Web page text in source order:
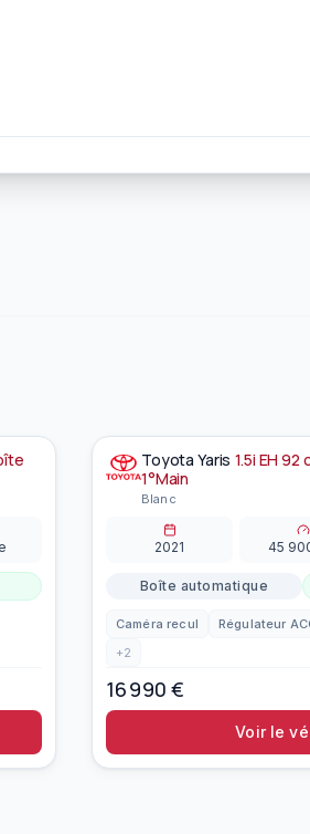
À la une
Toyota Yaris 1.5i EH 92
1°Main
Blanc
2021 45
Boîte automatique
Caméra recul Régulateur
+2
16 990 €
Voir le